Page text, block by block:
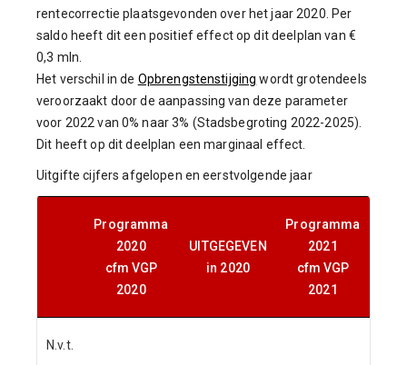
rentecorrectie plaatsgevonden over het jaar 2020. Per
saldo heeft dit een positief effect op dit deelplan van €
0,3 mln.
Het verschil in de Opbrengstenstijging wordt grotendeels
veroorzaakt door de aanpassing van deze parameter
voor 2022 van 0% naar 3% (Stadsbegroting 2022-2025).
Dit heeft op dit deelplan een marginaal effect.
Uitgifte cijfers afgelopen en eerstvolgende jaar
Programma
2020
cfm VGP
2020
UITGEGEVEN
in 2020
Programma
2021
cfm VGP
2021
N.v.t.